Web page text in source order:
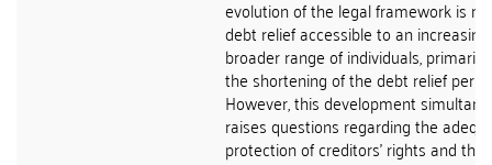
evolution of the legal framework is
debt relief accessible to an
broader range of individuals,
the shortening of the debt relief
However, this development
raises questions regarding the
protection of creditors' rights and the...